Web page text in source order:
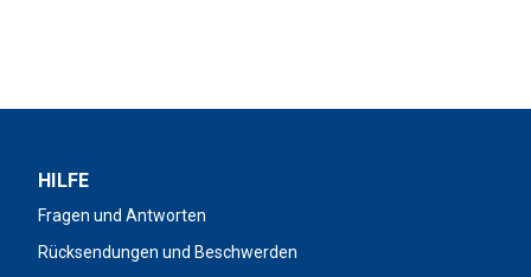
HILFE
Fragen und Antworten
Rücksendungen und Beschwerden